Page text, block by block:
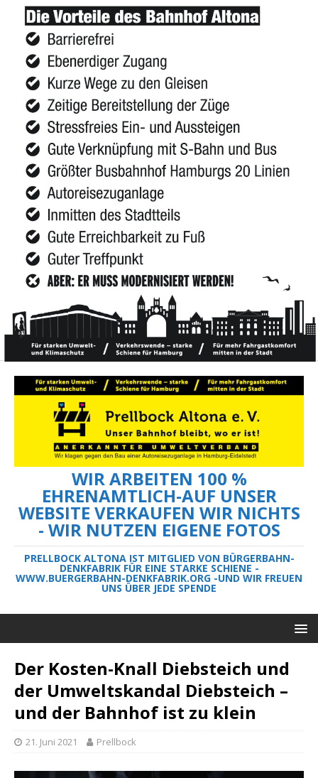
WIR ARBEITEN 100 %
EHRENAMTLICH-AUF UNSER
WEBSITE VERKAUFEN WIR NICHTS
- WIR NUTZEN EIGENE FOTOS
PRELLBOCK ALTONA IST MITGLIED VON BÜRGERBAHN-
DENKFABRIK FÜR EINE STARKE SCHIENE -
WWW.BUERGERBAHN-DENKFABRIK.ORG -UND WIR FREUEN
UNS ÜBER JEDE SPENDE
Der Kosten-Knall Diebsteich und
der Umweltskandal Diebsteich –
und der Bahnhof ist zu klein
21. Juni 2021 Prellbock